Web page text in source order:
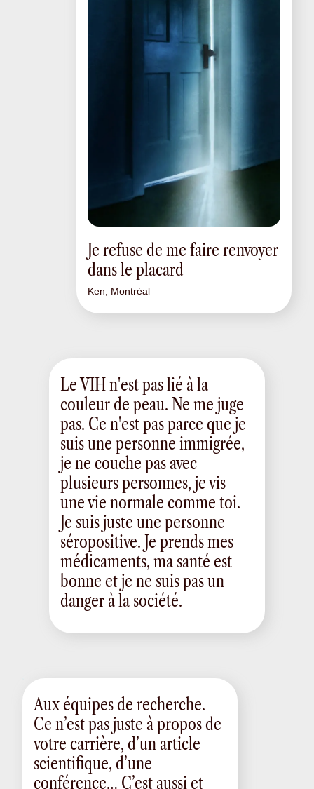
Je refuse de me faire renvoyer
dans le placard
Ken, Montréal
Le VIH n'est pas lié à la
couleur de peau. Ne me juge
pas. Ce n'est pas parce que je
suis une personne immigrée,
je ne couche pas avec
plusieurs personnes, je vis
une vie normale comme toi.
Je suis juste une personne
séropositive. Je prends mes
médicaments, ma santé est
bonne et je ne suis pas un
danger à la société.
Aux équipes de recherche.
Ce n’est pas juste à propos de
votre carrière, d’un article
scientifique, d’une
conférence… C’est aussi et